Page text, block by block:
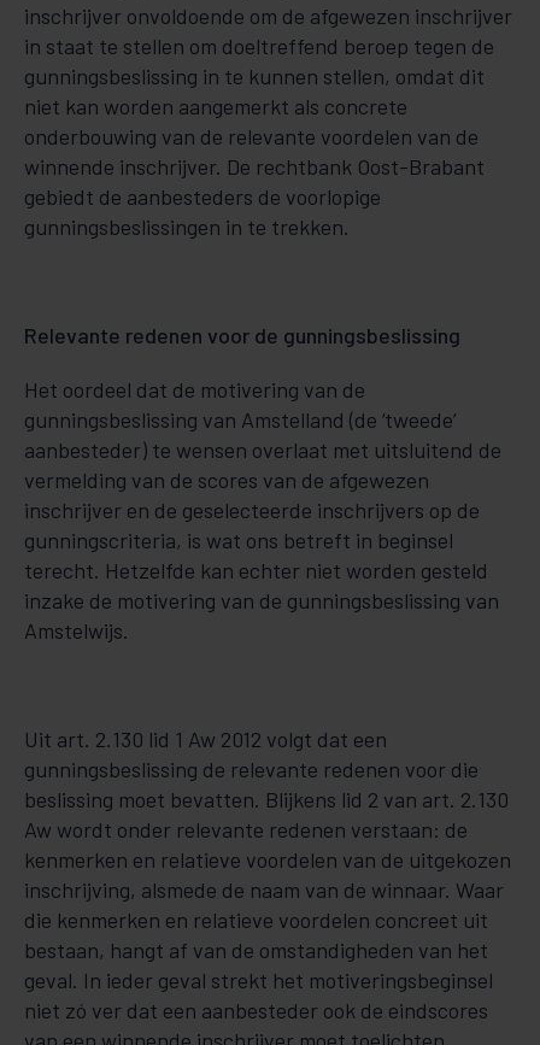
inschrijver onvoldoende om de afgewezen inschrijver
in staat te stellen om doeltreffend beroep tegen de
gunningsbeslissing in te kunnen stellen, omdat dit
niet kan worden aangemerkt als concrete
onderbouwing van de relevante voordelen van de
winnende inschrijver. De rechtbank Oost-Brabant
gebiedt de aanbesteders de voorlopige
gunningsbeslissingen in te trekken.
Relevante redenen voor de gunningsbeslissing
Het oordeel dat de motivering van de
gunningsbeslissing van Amstelland (de ‘tweede’
aanbesteder) te wensen overlaat met uitsluitend de
vermelding van de scores van de afgewezen
inschrijver en de geselecteerde inschrijvers op de
gunningscriteria, is wat ons betreft in beginsel
terecht. Hetzelfde kan echter niet worden gesteld
inzake de motivering van de gunningsbeslissing van
Amstelwijs.
Uit art. 2.130 lid 1 Aw 2012 volgt dat een
gunningsbeslissing de relevante redenen voor die
beslissing moet bevatten. Blijkens lid 2 van art. 2.130
Aw wordt onder relevante redenen verstaan: de
kenmerken en relatieve voordelen van de uitgekozen
inschrijving, alsmede de naam van de winnaar. Waar
die kenmerken en relatieve voordelen concreet uit
bestaan, hangt af van de omstandigheden van het
geval. In ieder geval strekt het motiveringsbeginsel
niet zó ver dat een aanbesteder ook de eindscores